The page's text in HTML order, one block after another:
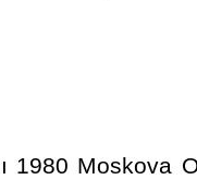
1980 Moskova